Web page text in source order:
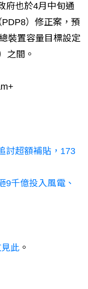
府也於4月中旬通
）修正案，預
裝置容量目標設定
之間。
討超額補貼，173
9千億投入風電、
此 。